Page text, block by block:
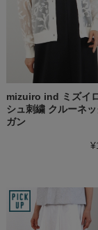
mizuiro ind ミズイ
シュ刺繍 クルーネ
ガン